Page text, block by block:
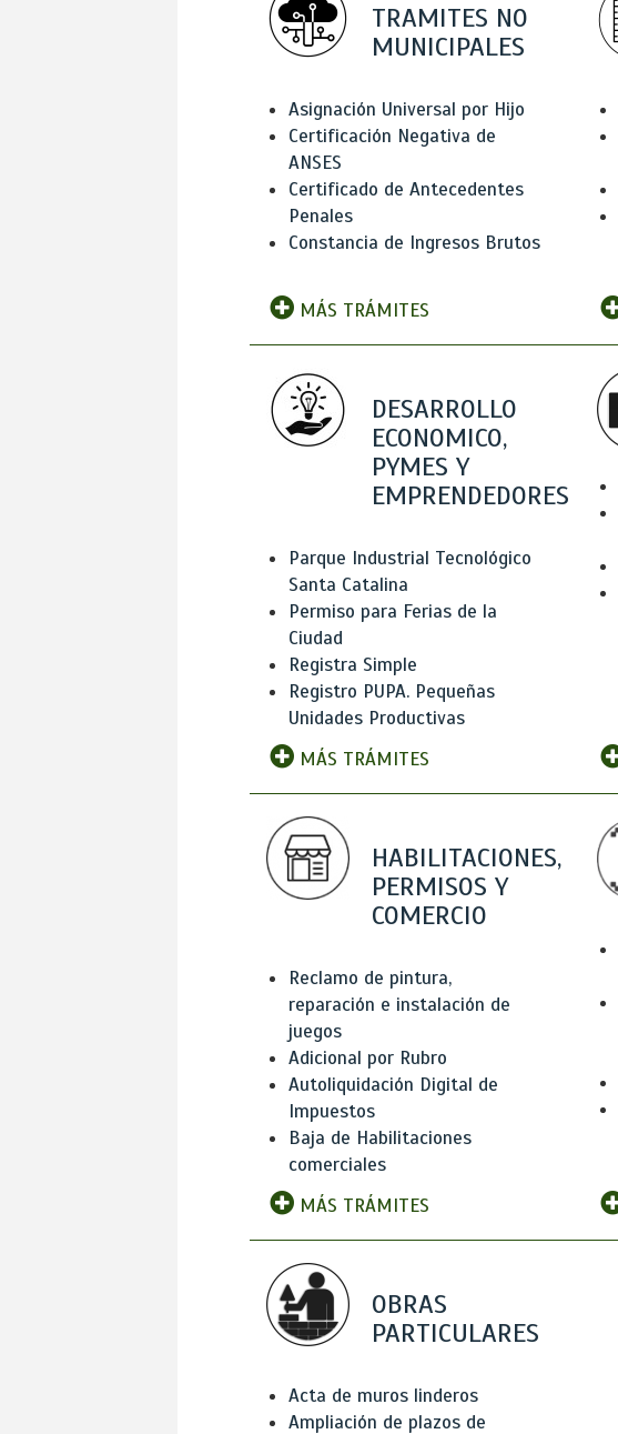
TRAMITES NO
MUNICIPALES
Asignación Universal por Hijo
Certificación Negativa de
ANSES
Certificado de Antecedentes
Penales
Constancia de Ingresos Brutos
MÁS TRÁMITES
DESARROLLO
ECONOMICO,
PYMES Y
EMPRENDEDORES
Parque Industrial Tecnológico
Santa Catalina
Permiso para Ferias de la
Ciudad
Registra Simple
Registro PUPA. Pequeñas
Unidades Productivas
MÁS TRÁMITES
HABILITACIONES,
PERMISOS Y
COMERCIO
Reclamo de pintura,
reparación e instalación de
juegos
Adicional por Rubro
Autoliquidación Digital de
Impuestos
Baja de Habilitaciones
comerciales
MÁS TRÁMITES
OBRAS
PARTICULARES
Acta de muros linderos
Ampliación de plazos de